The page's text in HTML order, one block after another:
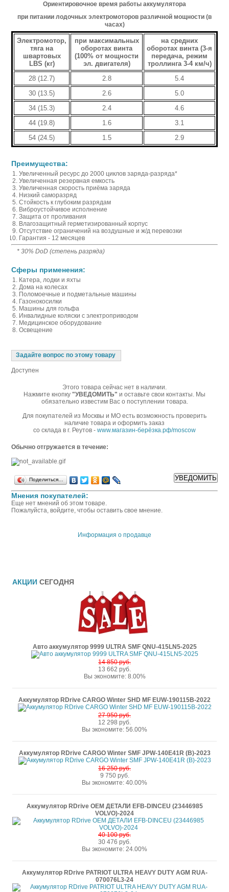
Ориентировочное время работы аккумулятора
при питании лодочных электромоторов различной мощности (в
часах)
Электромотор,
тяга на
швартовых
LBS (кг)
при максимальных
оборотах винта
(100% от мощности
эл. двигателя)
на средних
оборотах винта (3-я
передача, режим
троллинга 3-4 км/ч)
28 (12.7)
2.8
5.4
30 (13.5)
2.6
5.0
34 (15.3)
2.4
4.6
44 (19.8)
1.6
3.1
54 (24.5)
1.5 2.9
Преимущества:
Увеличенный ресурс до 2000 циклов заряда-разряда*
Увеличенная резервная емкость
Увеличенная скорость приёма заряда
Низкий саморазряд
Стойкость к глубоким разрядам
Виброустойчивое исполнение
Защита от проливания
Влагозащитный герметизированный корпус
Отсутствие ограничений на воздушные и ж/д перевозки
Гарантия - 12 месяцев
* 30% DoD (степень разряда)
Сферы применения:
Катера, лодки и яхты
Дома на колесах
Поломоечные и подметальные машины
Газонокосилки
Машины для гольфа
Инвалидные коляски с электроприводом
Медицинское оборудование
Освещение
Задайте вопрос по этому товару
Доступен
Этого товара сейчас нет в наличии.
Нажмите кнопку "УВЕДОМИТЬ" и оставьте свои контакты. Мы
обязательно известим Вас о поступлении товара.
Для покупателей из Москвы и МО есть возможность проверить
наличие товара и оформить заказ
со склада в г. Реутов - www.магазин-берёзка.рф/moscow
Обычно отгружается в течение:
Поделиться…
Мнения покупателей:
Еще нет мнений об этом товаре.
Пожалуйста, войдите, чтобы оставить свое мнение.
Информация о продавце
АКЦИИ СЕГОДНЯ
Авто аккумулятор 9999 ULTRA SMF QNU-415LN5-2025
14 850 руб.
13 662 руб.
Вы экономите: 8.00%
Аккумулятор RDrive CARGO Winter SHD MF EUW-190115B-2022
27 950 руб.
12 298 руб.
Вы экономите: 56.00%
Аккумулятор RDrive CARGO Winter SMF JPW-140E41R (B)-2023
16 250 руб.
9 750 руб.
Вы экономите: 40.00%
Аккумулятор RDrive OEM ДЕТАЛИ EFB-DINCEU (23446985
VOLVO)-2024
40 100 руб.
30 476 руб.
Вы экономите: 24.00%
Аккумулятор RDrive PATRIOT ULTRA HEAVY DUTY AGM RUA-
070076L3-24